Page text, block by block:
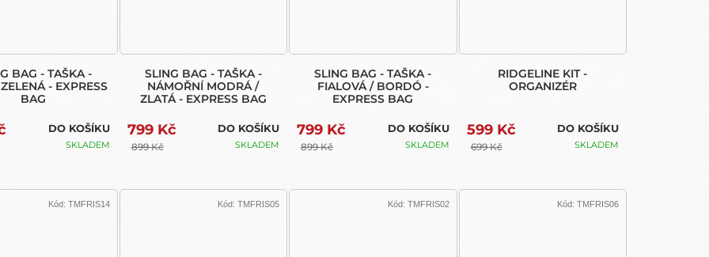
BAG - TAŠKA -
- EXPRESS
BAG
DO KOŠÍKU
SKLADEM
SLING BAG - TAŠKA -
NÁMOŘNÍ MODRÁ /
ZLATÁ - EXPRESS BAG
799 Kč
899 Kč
DO KOŠÍKU
SKLADEM
SLING BAG - TAŠKA -
FIALOVÁ / BORDÓ -
EXPRESS BAG
799 Kč
899 Kč
DO KOŠÍKU
SKLADEM
RIDGELINE KIT -
ORGANIZÉR
599 Kč
699 Kč
DO KOŠÍKU
SKLADEM
Kód: TMFRIS14 Kód: TMFRIS05 Kód: TMFRIS02 Kód: TMFRIS06